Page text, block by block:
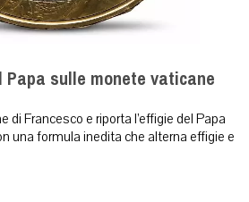
sulle monete vaticane
di Francesco e riporta l’effigie del Papa
una formula inedita che alterna effigie e